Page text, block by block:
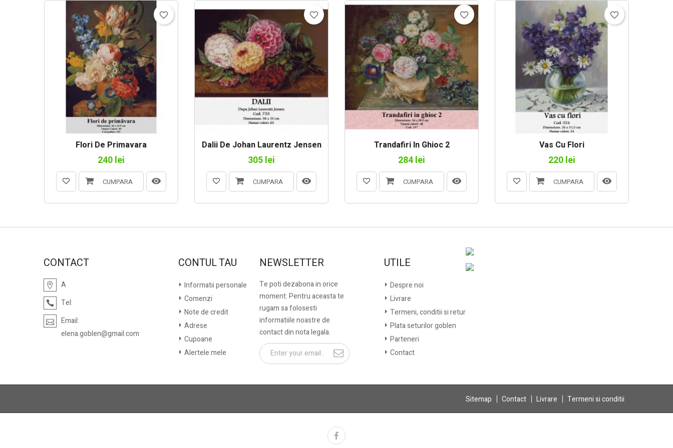
Flori De Primavara
240 lei
CUMPARA
favorite_border
Dalii De Johan Laurentz Jensen
305 lei
CUMPARA
favorite_border
Trandafiri In Ghioc 2
284 lei
CUMPARA
favorite_border
Vas Cu Flori
220 lei
CUMPARA
favorite_border
CONTACT
A
Tel:
Email:
elena.goblen@gmail.com
CONTUL TAU
Informatii personale
Comenzi
Note de credit
Adrese
Cupoane
Alertele mele
NEWSLETTER
Te poti dezabona in orice
moment. Pentru aceasta te
rugam sa folosesti
informatiile noastre de
contact din nota legala.
UTILE
Despre noi
Livrare
Termeni, conditii si retur
Plata seturilor goblen
Parteneri
Contact
Sitemap Contact Livrare Termeni si conditii